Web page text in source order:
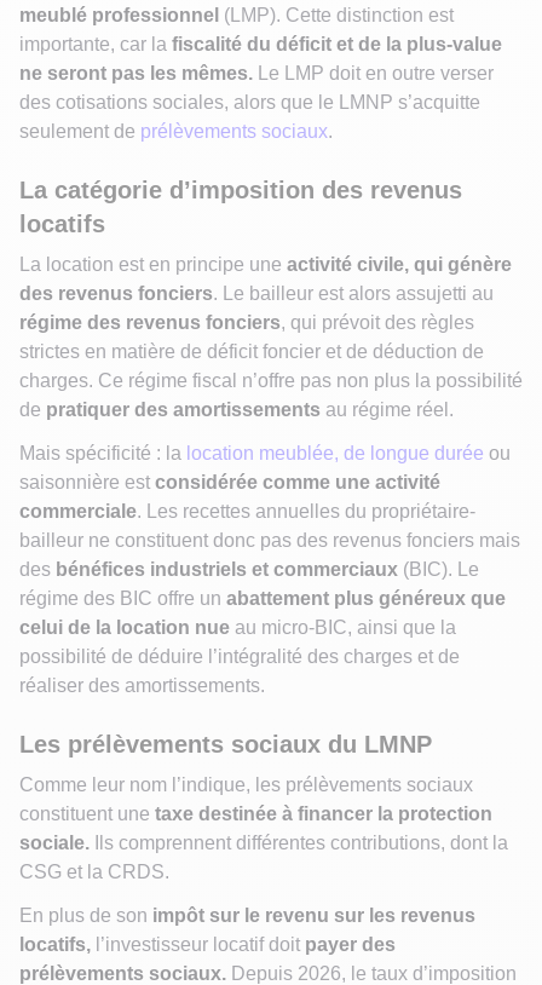
meublé professionnel (LMP). Cette distinction est
importante, car la fiscalité du déficit et de la plus-value
ne seront pas les mêmes. Le LMP doit en outre verser
des cotisations sociales, alors que le LMNP s’acquitte
seulement de prélèvements sociaux.
La catégorie d’imposition des revenus
locatifs
La location est en principe une activité civile, qui génère
des revenus fonciers. Le bailleur est alors assujetti au
régime des revenus fonciers, qui prévoit des règles
strictes en matière de déficit foncier et de déduction de
charges. Ce régime fiscal n’offre pas non plus la possibilité
de pratiquer des amortissements au régime réel.
Mais spécificité : la location meublée, de longue durée ou
saisonnière est considérée comme une activité
commerciale. Les recettes annuelles du propriétaire-
bailleur ne constituent donc pas des revenus fonciers mais
des bénéfices industriels et commerciaux (BIC). Le
régime des BIC offre un abattement plus généreux que
celui de la location nue au micro-BIC, ainsi que la
possibilité de déduire l’intégralité des charges et de
réaliser des amortissements.
Les prélèvements sociaux du LMNP
Comme leur nom l’indique, les prélèvements sociaux
constituent une taxe destinée à financer la protection
sociale. Ils comprennent différentes contributions, dont la
CSG et la CRDS.
En plus de son impôt sur le revenu sur les revenus
locatifs, l’investisseur locatif doit payer des
prélèvements sociaux. Depuis 2026, le taux d’imposition